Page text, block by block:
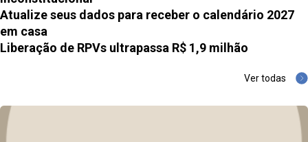
Atualize seus dados para receber o calendário 2027
em casa
Liberação de RPVs ultrapassa R$ 1,9 milhão
Ver todas